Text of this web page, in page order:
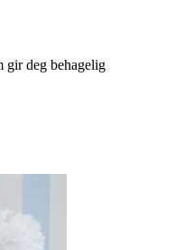
gir deg behagelig